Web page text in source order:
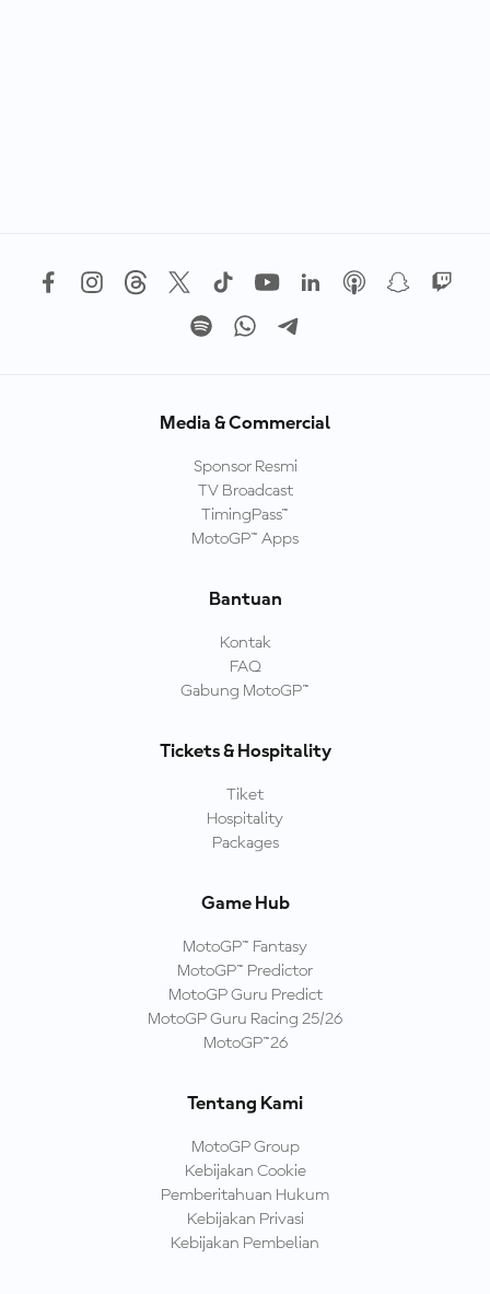
Media & Commercial
Sponsor Resmi
TV Broadcast
TimingPass™
MotoGP™ Apps
Bantuan
Kontak
FAQ
Gabung MotoGP™
Tickets & Hospitality
Tiket
Hospitality
Packages
Game Hub
MotoGP™ Fantasy
MotoGP™ Predictor
MotoGP Guru Predict
MotoGP Guru Racing 25/26
MotoGP™26
Tentang Kami
MotoGP Group
Kebijakan Cookie
Pemberitahuan Hukum
Kebijakan Privasi
Kebijakan Pembelian